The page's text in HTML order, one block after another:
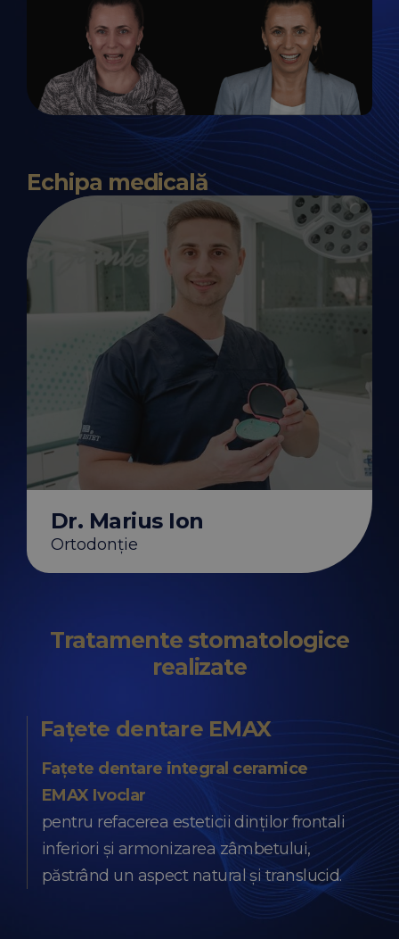
Echipa medicală
Dr. Marius Ion
Ortodonție
Tratamente stomatologice
realizate
Fațete dentare EMAX
Fațete dentare integral ceramice
EMAX Ivoclar
pentru refacerea esteticii dinților frontali
inferiori și armonizarea zâmbetului,
păstrând un aspect natural și translucid.